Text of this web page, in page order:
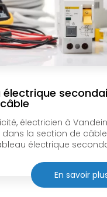
électrique
électricien à
dans la section de
électrique
En savoir